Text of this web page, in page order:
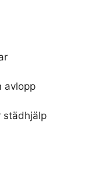
avlopp
städhjälp